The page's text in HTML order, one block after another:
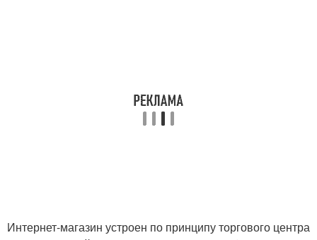
Интернет-магазин устроен по принципу торгового центра